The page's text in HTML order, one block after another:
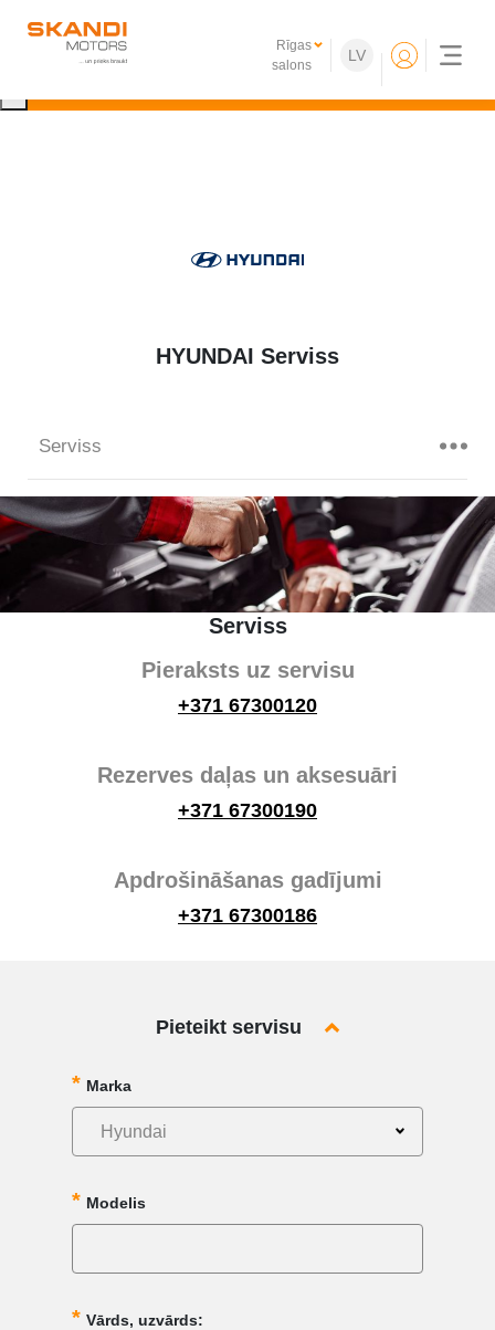
Rīgas
salons
LV
Uzzini vairāk
HYUNDAI Serviss
Serviss
Serviss
Pieraksts uz servisu
+371 67300120
Rezerves daļas un aksesuāri
+371 67300190
Apdrošināšanas gadījumi
+371 67300186
Pieteikt servisu
Marka
Hyundai
Modelis
Vārds, uzvārds: